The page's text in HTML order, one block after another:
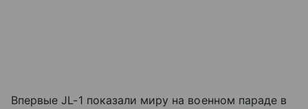
Впервые JL-1 показали миру на военном параде в